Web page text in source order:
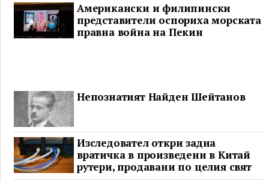
Американски и филипински
представители оспориха морската
правна война на Пекин
Непознатият Найден Шейтанов
Изследовател откри задна
вратичка в произведени в Китай
рутери, продавани по целия свят